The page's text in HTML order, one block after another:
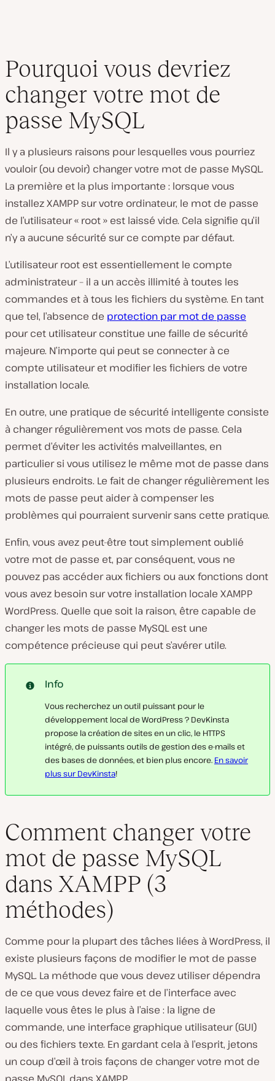
Pourquoi vous devriez
changer votre mot de
passe MySQL
Il y a plusieurs raisons pour lesquelles vous pourriez
vouloir (ou devoir) changer votre mot de passe MySQL.
La première et la plus importante : lorsque vous
installez XAMPP sur votre ordinateur, le mot de passe
de l’utilisateur « root » est laissé vide. Cela signifie qu’il
n’y a aucune sécurité sur ce compte par défaut.
L’utilisateur root est essentiellement le compte
administrateur – il a un accès illimité à toutes les
commandes et à tous les fichiers du système. En tant
que tel, l’absence de protection par mot de passe
pour cet utilisateur constitue une faille de sécurité
majeure. N’importe qui peut se connecter à ce
compte utilisateur et modifier les fichiers de votre
installation locale.
En outre, une pratique de sécurité intelligente consiste
à changer régulièrement vos mots de passe. Cela
permet d’éviter les activités malveillantes, en
particulier si vous utilisez le même mot de passe dans
plusieurs endroits. Le fait de changer régulièrement les
mots de passe peut aider à compenser les
problèmes qui pourraient survenir sans cette pratique.
Enfin, vous avez peut-être tout simplement oublié
votre mot de passe et, par conséquent, vous ne
pouvez pas accéder aux fichiers ou aux fonctions dont
vous avez besoin sur votre installation locale XAMPP
WordPress. Quelle que soit la raison, être capable de
changer les mots de passe MySQL est une
compétence précieuse qui peut s’avérer utile.
Info
Vous recherchez un outil puissant pour le
développement local de WordPress ? DevKinsta
propose la création de sites en un clic, le HTTPS
intégré, de puissants outils de gestion des e-mails et
des bases de données, et bien plus encore. En savoir
plus sur DevKinsta!
Comment changer votre
mot de passe MySQL
dans XAMPP (3
méthodes)
Comme pour la plupart des tâches liées à WordPress, il
existe plusieurs façons de modifier le mot de passe
MySQL. La méthode que vous devez utiliser dépendra
de ce que vous devez faire et de l’interface avec
laquelle vous êtes le plus à l’aise : la ligne de
commande, une interface graphique utilisateur (GUI)
ou des fichiers texte. En gardant cela à l’esprit, jetons
un coup d’œil à trois façons de changer votre mot de
passe MySQL dans XAMPP.